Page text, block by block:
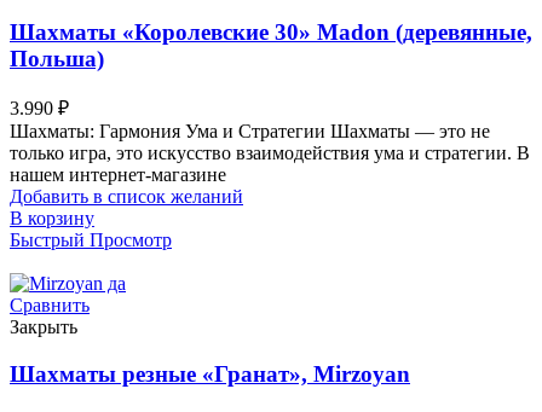
Шахматы «Королевские 30» Madon (деревянные,
Польша)
3.990 ₽
Шахматы: Гармония Ума и Стратегии Шахматы — это не
только игра, это искусство взаимодействия ума и стратегии. В
нашем интернет-магазине
Добавить в список желаний
В корзину
Быстрый Просмотр
Сравнить
Закрыть
Шахматы резные «Гранат», Mirzoyan